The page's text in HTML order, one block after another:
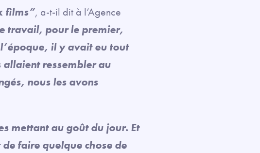
films”, a-t-il dit à l’Agence
travail, pour le premier,
il y avait eu tout
allaient ressembler au
nous les avons
mettant au goût du jour. Et
faire quelque chose de